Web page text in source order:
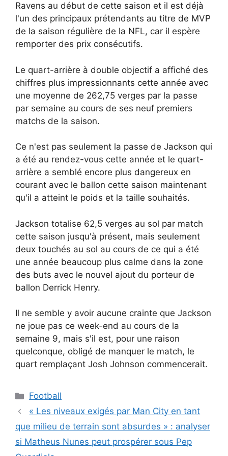
Ravens au début de cette saison et il est déjà
l'un des principaux prétendants au titre de MVP
de la saison régulière de la NFL, car il espère
remporter des prix consécutifs.
Le quart-arrière à double objectif a affiché des
chiffres plus impressionnants cette année avec
une moyenne de 262,75 verges par la passe
par semaine au cours de ses neuf premiers
matchs de la saison.
Ce n'est pas seulement la passe de Jackson qui
a été au rendez-vous cette année et le quart-
arrière a semblé encore plus dangereux en
courant avec le ballon cette saison maintenant
qu'il a atteint le poids et la taille souhaités.
Jackson totalise 62,5 verges au sol par match
cette saison jusqu'à présent, mais seulement
deux touchés au sol au cours de ce qui a été
une année beaucoup plus calme dans la zone
des buts avec le nouvel ajout du porteur de
ballon Derrick Henry.
Il ne semble y avoir aucune crainte que Jackson
ne joue pas ce week-end au cours de la
semaine 9, mais s'il est, pour une raison
quelconque, obligé de manquer le match, le
quart remplaçant Josh Johnson commencerait.
Catégories
Football
« Les niveaux exigés par Man City en tant
que milieu de terrain sont absurdes » : analyser
si Matheus Nunes peut prospérer sous Pep